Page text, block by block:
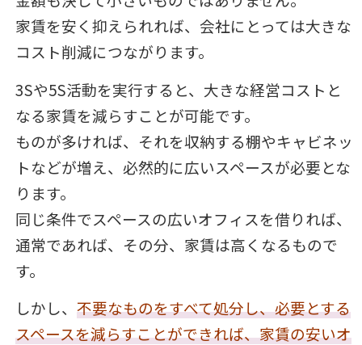
家賃を安く抑えられれば、会社にとっては大きな
コスト削減につながります。
3Sや5S活動を実行すると、大きな経営コストと
なる家賃を減らすことが可能です。
ものが多ければ、それを収納する棚やキャビネッ
トなどが増え、必然的に広いスペースが必要とな
ります。
同じ条件でスペースの広いオフィスを借りれば、
通常であれば、その分、家賃は高くなるもので
す。
しかし、 不要なものをすべて処分し、必要とする
スペースを減らすことができれば、家賃の安いオ